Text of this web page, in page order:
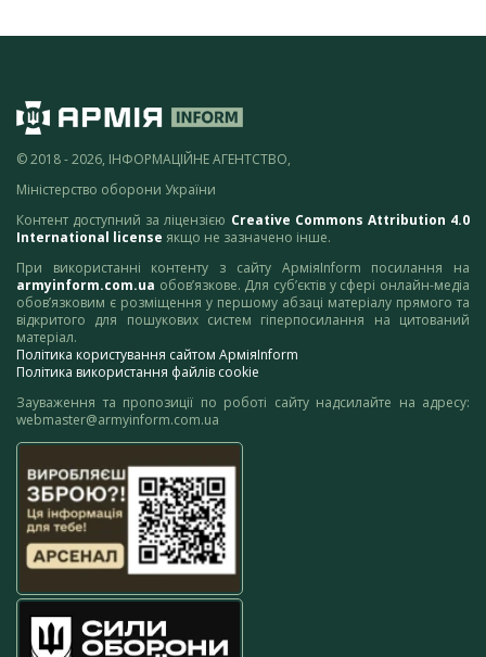
© 2018 - 2026, ІНФОРМАЦІЙНЕ АГЕНТСТВО,
Міністерство оборони України
Контент доступний за ліцензією Creative Commons Attribution 4.0
International license якщо не зазначено інше.
При використанні контенту з сайту АрміяInform посилання на
armyinform.com.ua обов’язкове. Для суб’єктів у сфері онлайн-медіа
обов’язковим є розміщення у першому абзаці матеріалу прямого та
відкритого для пошукових систем гіперпосилання на цитований
матеріал.
Політика користування сайтом АрміяInform
Політика використання файлів cookie
Зауваження та пропозиції по роботі сайту надсилайте на адресу:
webmaster@armyinform.com.ua